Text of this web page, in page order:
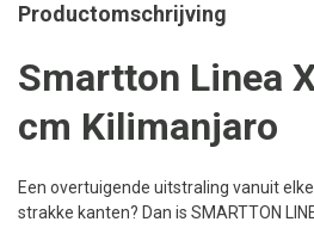
Productomschrijving
Smartton Linea
cm Kilimanjaro
Een overtuigende uitstraling vanuit
strakke kanten? Dan is SMARTTON